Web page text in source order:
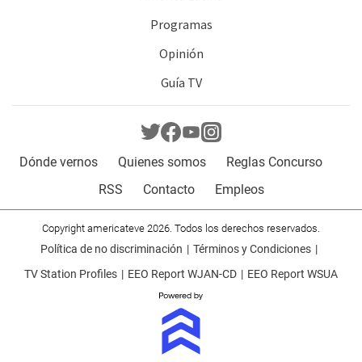
Programas
Opinión
Guía TV
Dónde vernos Quienes somos
Reglas Concurso
RSS
Contacto Empleos
Copyright americateve 2026. Todos los derechos reservados.
Política de no discriminación
Términos y Condiciones
TV Station Profiles
EEO Report WJAN-CD EEO Report WSUA